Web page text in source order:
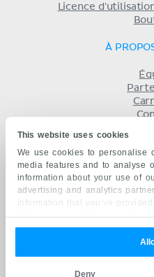
This website uses cookies
We use cookies to personalise
media features and to analyse
information about your use of
advertising and analytics
information that you’ve
from your use of their services.
Deny
Licence
À
Politique de